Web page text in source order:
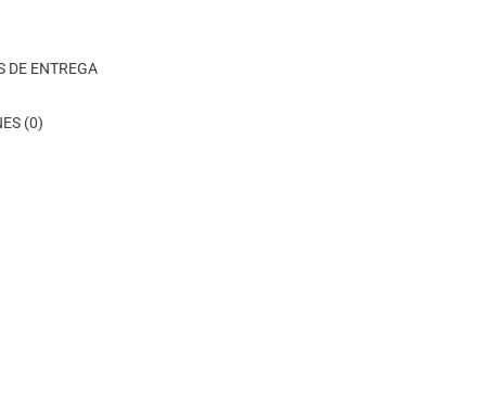
DE ENTREGA
(0)